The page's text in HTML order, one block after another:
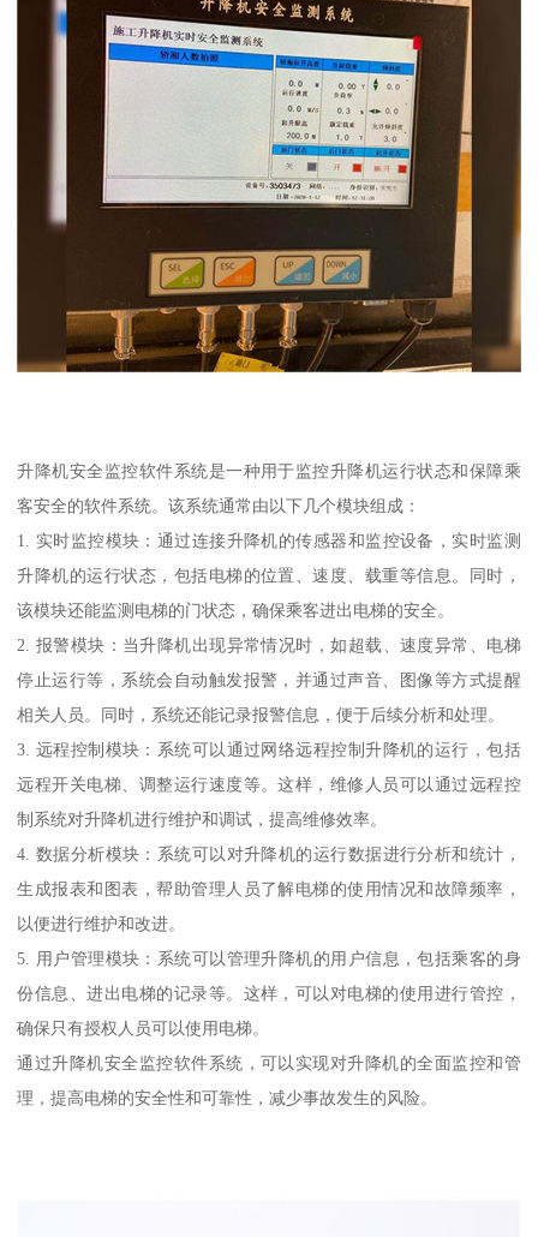
升降机安全监控软件系统是一种用于监控升降机运行状态和保障乘
客安全的软件系统。该系统通常由以下几个模块组成：
1. 实时监控模块：通过连接升降机的传感器和监控设备，实时监测
升降机的运行状态，包括电梯的位置、速度、载重等信息。同时，
该模块还能监测电梯的门状态，确保乘客进出电梯的安全。
2. 报警模块：当升降机出现异常情况时，如超载、速度异常、电梯
停止运行等，系统会自动触发报警，并通过声音、图像等方式提醒
相关人员。同时，系统还能记录报警信息，便于后续分析和处理。
3. 远程控制模块：系统可以通过网络远程控制升降机的运行，包括
远程开关电梯、调整运行速度等。这样，维修人员可以通过远程控
制系统对升降机进行维护和调试，提高维修效率。
4. 数据分析模块：系统可以对升降机的运行数据进行分析和统计，
生成报表和图表，帮助管理人员了解电梯的使用情况和故障频率，
以便进行维护和改进。
5. 用户管理模块：系统可以管理升降机的用户信息，包括乘客的身
份信息、进出电梯的记录等。这样，可以对电梯的使用进行管控，
确保只有授权人员可以使用电梯。
通过升降机安全监控软件系统，可以实现对升降机的全面监控和管
理，提高电梯的安全性和可靠性，减少事故发生的风险。